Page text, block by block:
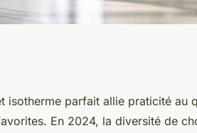
isotherme parfait allie praticité au
En 2024, la diversité de